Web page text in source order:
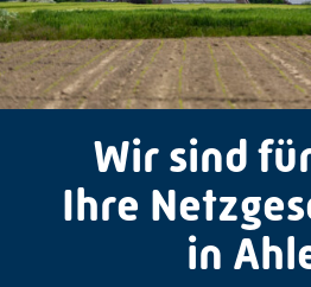
Wir sind
Ihre
in
Graustufen
Großer
Lesehilfe